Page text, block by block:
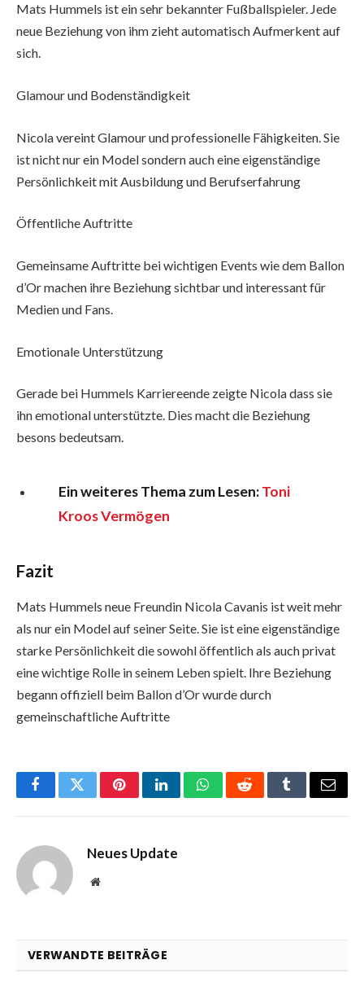
Mats Hummels ist ein sehr bekannter Fußballspieler. Jede
neue Beziehung von ihm zieht automatisch Aufmerkent auf
sich.
Glamour und Bodenständigkeit
Nicola vereint Glamour und professionelle Fähigkeiten. Sie
ist nicht nur ein Model sondern auch eine eigenständige
Persönlichkeit mit Ausbildung und Berufserfahrung
Öffentliche Auftritte
Gemeinsame Auftritte bei wichtigen Events wie dem Ballon
d’Or machen ihre Beziehung sichtbar und interessant für
Medien und Fans.
Emotionale Unterstützung
Gerade bei Hummels Karriereende zeigte Nicola dass sie
ihn emotional unterstützte. Dies macht die Beziehung
besons bedeutsam.
Ein weiteres Thema zum Lesen:Toni
Kroos Vermögen
Fazit
Mats Hummels neue Freundin Nicola Cavanis ist weit mehr
als nur ein Model auf seiner Seite. Sie ist eine eigenständige
starke Persönlichkeit die sowohl öffentlich als auch privat
eine wichtige Rolle in seinem Leben spielt. Ihre Beziehung
begann offiziell beim Ballon d’Or wurde durch
gemeinschaftliche Auftritte
FacebookTwitterPinterestLinkedInWhatsAppRedditTumblrEmail
Neues Update
Website
VERWANDTE BEITRÄGE